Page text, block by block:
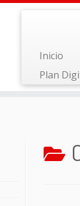
Inicio
Plan